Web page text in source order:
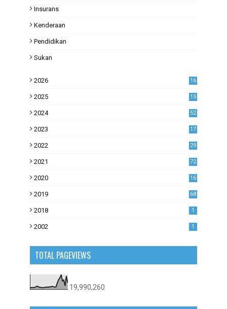
Insurans
Kenderaan
Pendidikan
Sukan
2026 16
2025 15
2024 52
2023
17
2022
29
2021
72
2020
16
2019
68
2018 1
2002 1
TOTAL PAGEVIEWS
19,990,260